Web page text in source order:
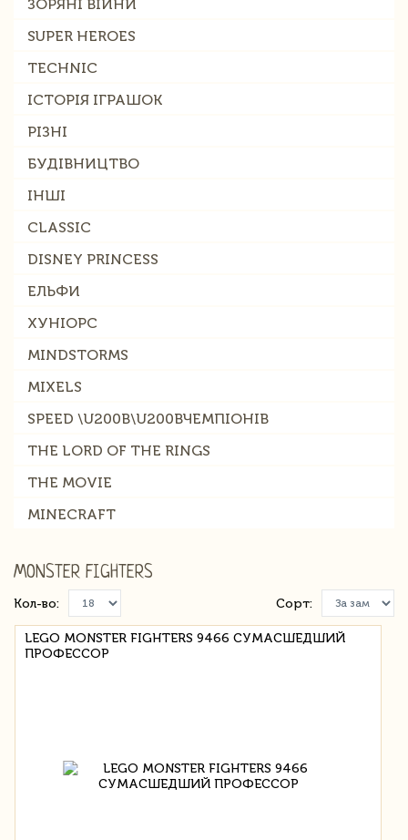
ЗОРЯНІ ВІЙНИ
SUPER HEROES
TECHNIC
ІСТОРІЯ ІГРАШОК
РІЗНІ
БУДІВНИЦТВО
ІНШІ
CLASSIC
DISNEY PRINCESS
ЕЛЬФИ
ХУНІОРС
MINDSTORMS
MIXELS
SPEED \U200B\U200BЧЕМПІОНІВ
THE LORD OF THE RINGS
THE MOVIE
MINECRAFT
MONSTER FIGHTERS
Кол-во: Сорт:
LEGO MONSTER FIGHTERS 9466 СУМАСШЕДШИЙ
ПРОФЕССОР